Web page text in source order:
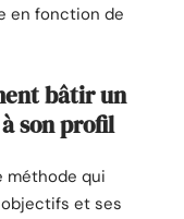
en fonction de
bâtir un
son profil
méthode qui
et ses